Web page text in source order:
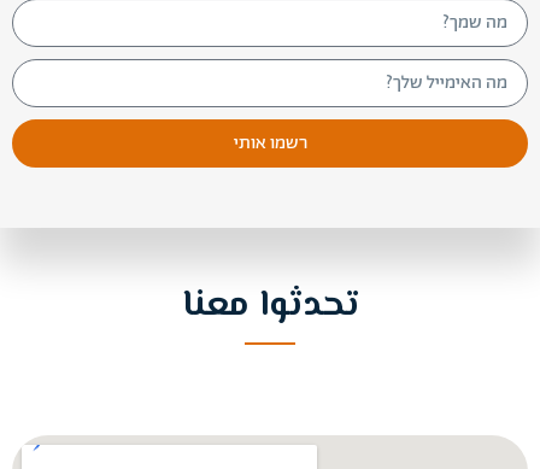
רשמו אותי
تحدثوا معنا